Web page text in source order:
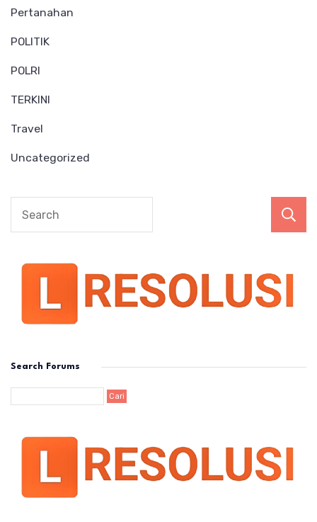
Pertanahan
POLITIK
POLRI
TERKINI
Travel
Uncategorized
Search Forums